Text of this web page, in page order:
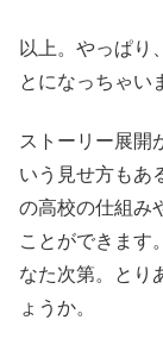
以上。やっぱり
とになっちゃい
ストーリー展開
いう見せ方もあ
の高校の仕組み
ことができます
なた次第。とり
ょうか。